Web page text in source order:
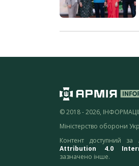
© 2018 - 2026,
Міністерство оборони
Контент доступний за
Attribution 4.0
зазначено інше.